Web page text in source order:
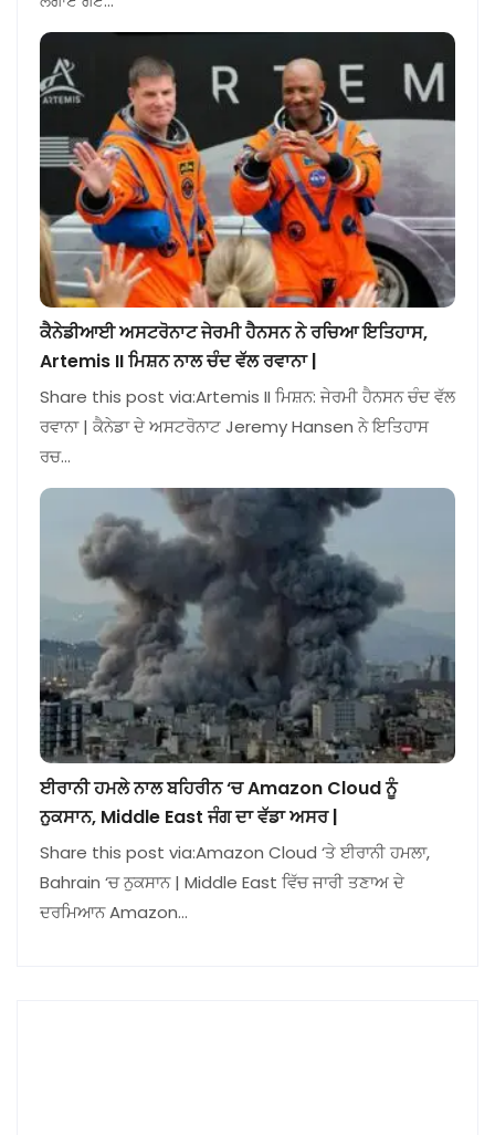
ਕੈਨੇਡੀਆਈ ਅਸਟਰੋਨਾਟ ਜੇਰਮੀ ਹੈਨਸਨ ਨੇ ਰਚਿਆ ਇਤਿਹਾਸ,
Artemis II ਮਿਸ਼ਨ ਨਾਲ ਚੰਦ ਵੱਲ ਰਵਾਨਾ |
Share this post via:Artemis II ਮਿਸ਼ਨ: ਜੇਰਮੀ ਹੈਨਸਨ ਚੰਦ ਵੱਲ
ਰਵਾਨਾ | ਕੈਨੇਡਾ ਦੇ ਅਸਟਰੋਨਾਟ Jeremy Hansen ਨੇ ਇਤਿਹਾਸ
ਰਚ…
ਈਰਾਨੀ ਹਮਲੇ ਨਾਲ ਬਹਿਰੀਨ ‘ਚ Amazon Cloud ਨੂੰ
ਨੁਕਸਾਨ, Middle East ਜੰਗ ਦਾ ਵੱਡਾ ਅਸਰ |
Share this post via:Amazon Cloud ‘ਤੇ ਈਰਾਨੀ ਹਮਲਾ,
Bahrain ‘ਚ ਨੁਕਸਾਨ | Middle East ਵਿੱਚ ਜਾਰੀ ਤਣਾਅ ਦੇ
ਦਰਮਿਆਨ Amazon…